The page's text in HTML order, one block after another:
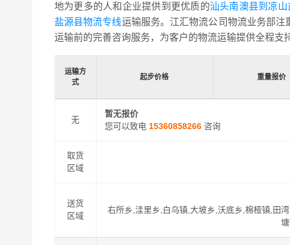
地为更多的人和企业提供到更优质的汕头南澳县到凉
盐源县物流专线运输服务。江汇物流公司物流业务部
运输前的完善咨询服务，为客户的物流运输提供全程支
运输方
式
起步价格 重量报价
无
暂无报价
您可以致电 15360858266咨询
取货
区域
送货
区域
右所乡,洼里乡,白乌镇,大坡乡,沃底乡,棉桠镇,田